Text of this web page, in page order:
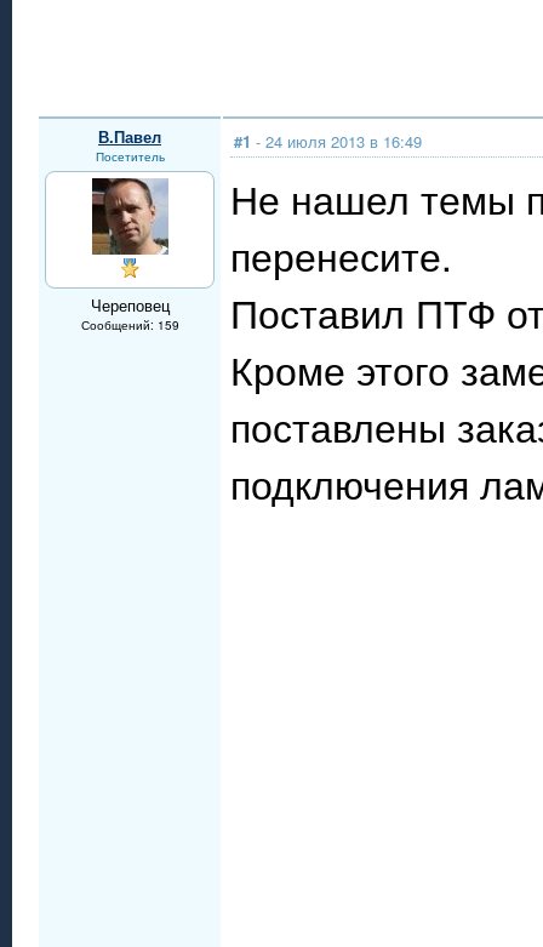
В.Павел
Посетитель
Череповец
Сообщений: 159
#1 - 24 июля 2013 в 16:49
Не нашел темы
перенесите.
Поставил ПТФ
Кроме этого
поставлены
подключения